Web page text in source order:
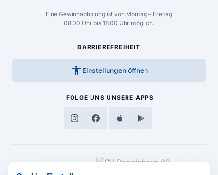
Eine Gewinnabholung ist von Montag – Freitag
08.00 Uhr bis 18.00 Uhr möglich.
BARRIEREFREIHEIT
accessibility_new Einstellungen öffnen
FOLGE UNS UNSERE APPS
MEDIENPARTNER